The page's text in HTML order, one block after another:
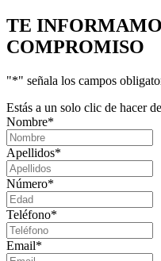
TE
COMPROMISO
"*" señala los campos
Estás a un solo clic de hacer
Nombre*
Apellidos*
Número*
Teléfono*
Email*